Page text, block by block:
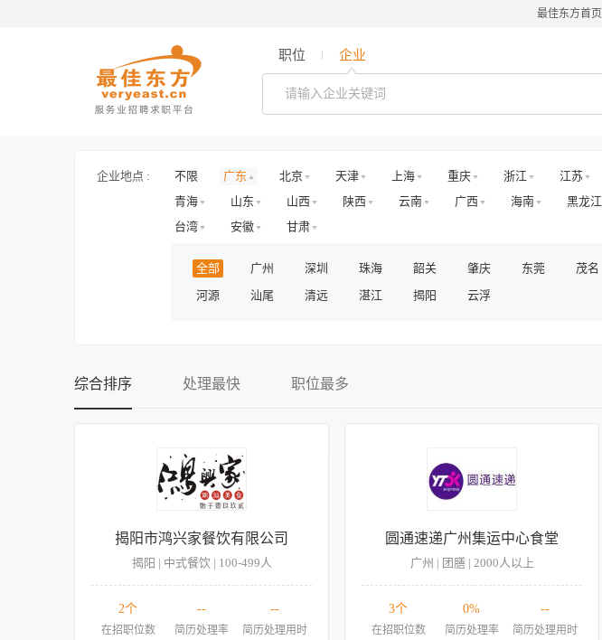
最佳东方首页
职位 企业
企业地点 : 不限 广东 北京 天津 上海 重庆 浙江 江苏
青海
山东 山西 陕西 云南 广西 海南 黑龙江
台湾
安徽 甘肃
全部 广州 深圳 珠海 韶关 肇庆 东莞 茂名
河源
汕尾 清远 湛江 揭阳 云浮
综合排序 处理最快 职位最多
揭阳市鸿兴家餐饮有限公司
揭阳 | 中式餐饮 | 100-499人
2个
在招职位数
--
简历处理率
--
简历处理用时
圆通速递广州集运中心食堂
广州 | 团膳 | 2000人以上
3个
在招职位数
0%
简历处理率
--
简历处理用时